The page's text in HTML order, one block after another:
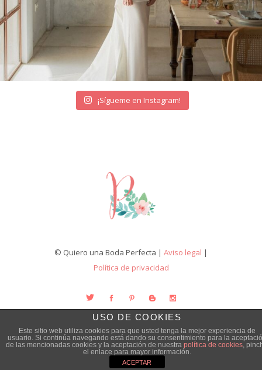
¡Sígueme en Instagram!
© Quiero una Boda Perfecta | Aviso legal |
Política de privacidad
USO DE COOKIES
Este sitio web utiliza cookies para que usted tenga la mejor experiencia de
usuario. Si continúa navegando está dando su consentimiento para la
de las mencionadas cookies y la aceptación de nuestra política de cookies,
el enlace para mayor información.
ACEPTAR